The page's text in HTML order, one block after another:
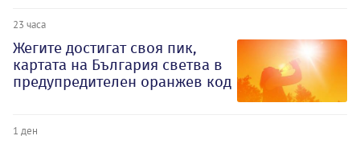
23 часа
Жегите достигат своя пик,
картата на България светва в
предупредителен оранжев код
1 ден